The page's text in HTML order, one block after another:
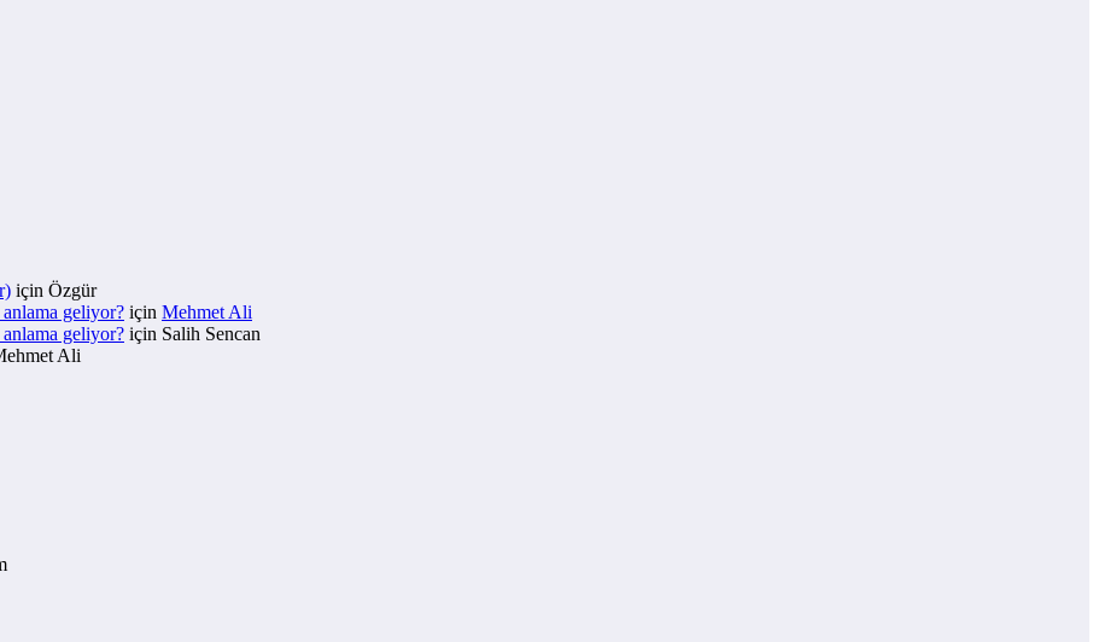
için Özgür
geliyor? için Mehmet Ali
geliyor? için Salih Sencan
Ali